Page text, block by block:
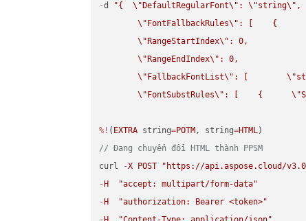
-d "{ \" DefaultRegularFont\" : \"string\" ,
\" FontFallbackRules\" : [    {
\" RangeStartIndex\" : 0,
\" RangeEndIndex\" : 0,
\" FallbackFontList\" : [ \"
\" FontSubstRules\" : [    { \"
%! ( EXTRA string=POTM , string=HTML
// Đang chuyển đổi HTML thành PPSM
curl
-X POST
"https://api.aspose.cloud/
- H
"accept: multipart/form-data"
- H
"authorization: Bearer <token>"